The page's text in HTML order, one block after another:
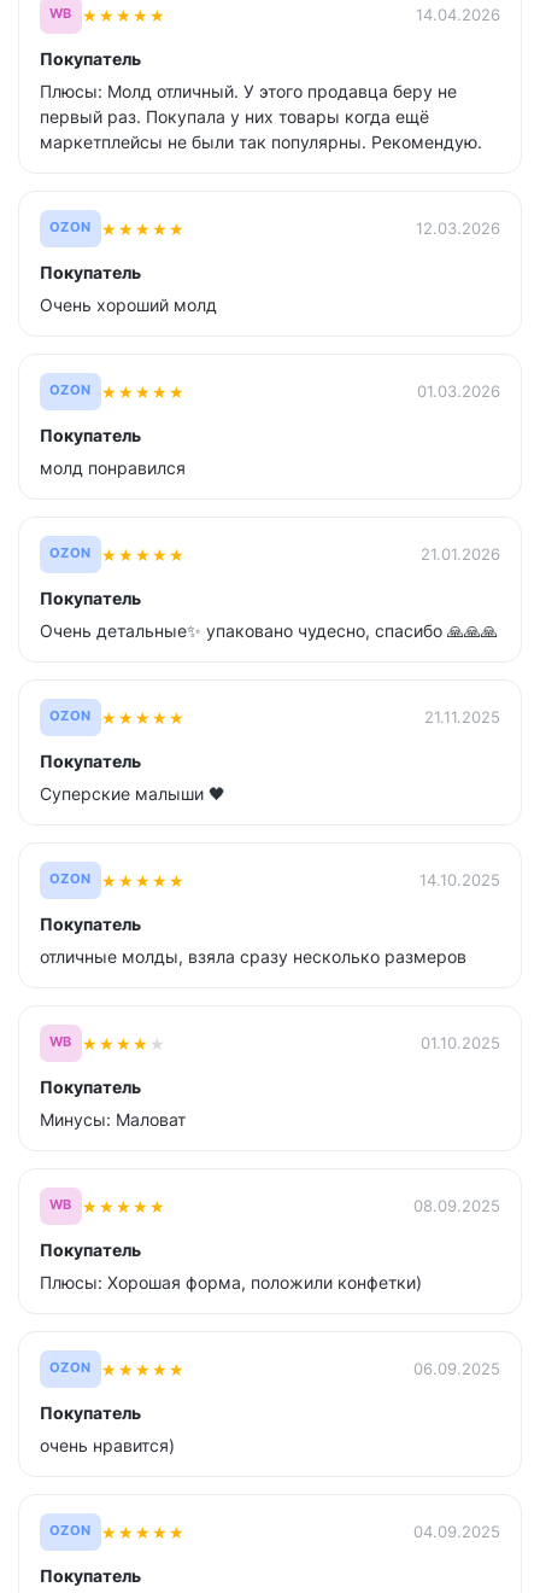
WB ★★★★★ 14.04.2026
Покупатель
Плюсы: Молд отличный. У этого продавца беру не
первый раз. Покупала у них товары когда ещё
маркетплейсы не были так популярны. Рекомендую.
OZON ★★★★★ 12.03.2026
Покупатель
Очень хороший молд
OZON ★★★★★ 01.03.2026
Покупатель
молд понравился
OZON ★★★★★ 21.01.2026
Покупатель
Очень детальные✨ упаковано чудесно, спасибо 🙏🙏🙏
OZON ★★★★★ 21.11.2025
Покупатель
Суперские малыши 🖤
OZON ★★★★★ 14.10.2025
Покупатель
отличные молды, взяла сразу несколько размеров
WB ★★★★ ★ 01.10.2025
Покупатель
Минусы: Маловат
WB ★★★★★ 08.09.2025
Покупатель
Плюсы: Хорошая форма, положили конфетки)
OZON ★★★★★ 06.09.2025
Покупатель
очень нравится)
OZON ★★★★★ 04.09.2025
Покупатель